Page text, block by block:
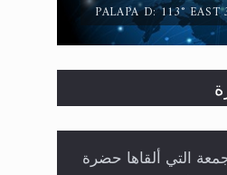
PALAPA D: 113°
التي ألقاها حضرة